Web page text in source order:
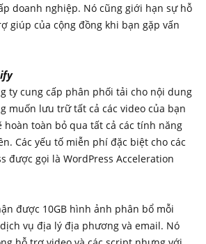
doanh nghiệp. Nó cũng giới hạn sự hỗ
giúp của cộng đồng khi bạn gặp vấn
ty cung cấp phân phối tải cho nội dung
muốn lưu trữ tất cả các video của bạn
hoàn toàn bỏ qua tất cả các tính năng
Các yếu tố miễn phí đặc biệt cho các
được gọi là WordPress Acceleration
được 10GB hình ảnh phân bổ mỗi
vụ địa lý địa phương và email. Nó